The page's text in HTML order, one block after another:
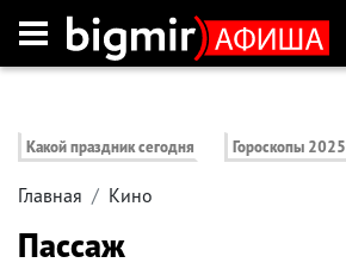
Какой праздник сегодня Гороскопы 2025
Главная Кино
Пассаж